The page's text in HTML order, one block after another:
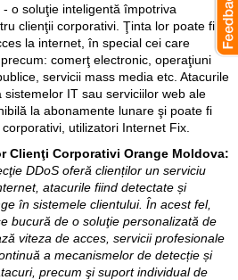
o soluţie inteligentă împotriva
clienţii corporativi. Ţinta lor poate fi
la internet, în special cei care
comerţ electronic, operaţiuni
servicii mass media etc. Atacurile
IT sau serviciilor web ale
la abonamente lunare şi poate fi
utilizatori Internet Fix.
Clienţi Corporativi Orange Moldova:
DDoS oferă clienților un serviciu
atacurile fiind detectate și
în sistemele clientului. În acest fel,
bucură de o soluţie personalizată de
viteza de acces, servicii profesionale
a mecanismelor de detecție și
precum şi suport individual de